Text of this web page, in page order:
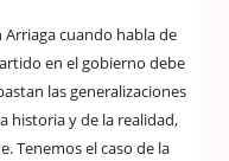
cuando habla de
en el gobierno debe
las generalizaciones
historia y de la realidad,
Tenemos el caso de la